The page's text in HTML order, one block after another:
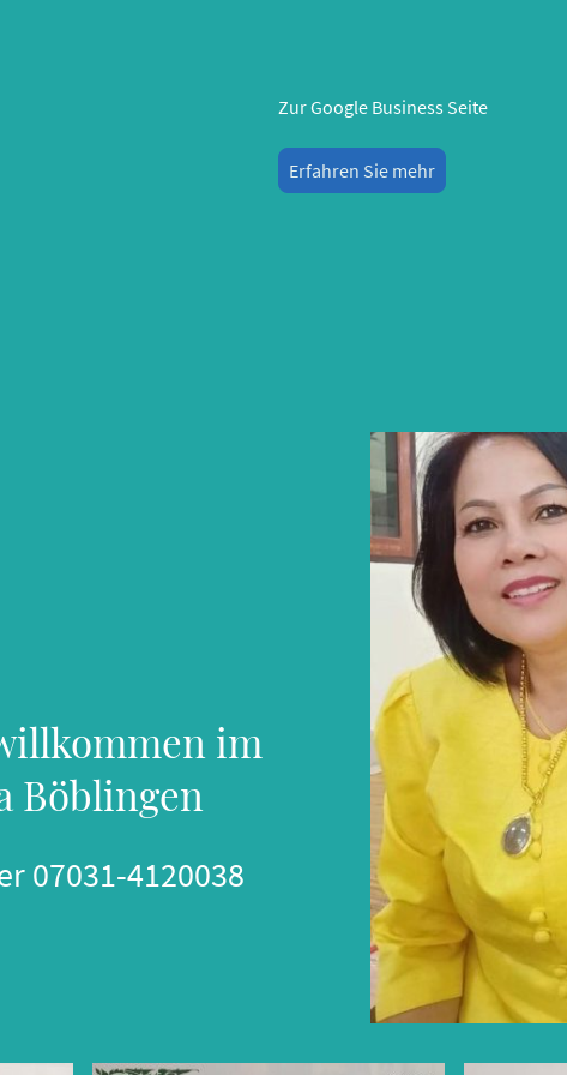
Zur Google Business Seite
Erfahren Sie mehr
im
Böblingen
07031-4120038